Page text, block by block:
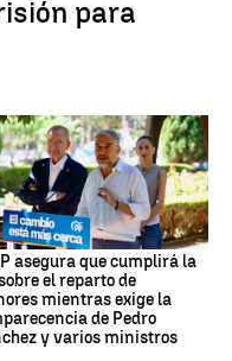
para
asegura que cumplirá la
el reparto de
mientras exige la
de Pedro
y varios ministros